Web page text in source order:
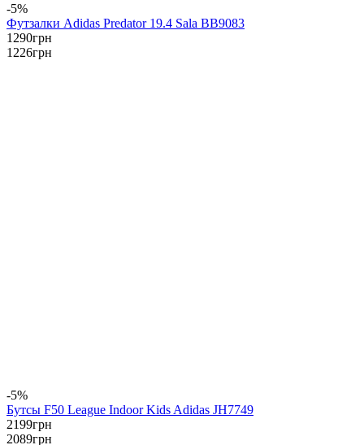
-5%
Футзалки Adidas Predator 19.4 Sala BB9083
1290грн
1226грн
-5%
Бутсы F50 League Indoor Kids Adidas JH7749
2199грн
2089грн